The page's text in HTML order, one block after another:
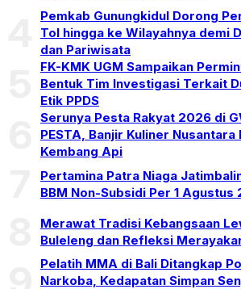
Pemkab Gunungkidul Dorong
Tol hingga ke Wilayahnya demi
dan Pariwisata
FK-KMK UGM Sampaikan
Bentuk Tim Investigasi Terkait
Etik PPDS
Serunya Pesta Rakyat 2026 di
PESTA, Banjir Kuliner
Kembang Api
Pertamina Patra Niaga
BBM Non-Subsidi Per 1 Agustus
Merawat Tradisi Kebangsaan
Buleleng dan Refleksi
Pelatih MMA di Bali Ditangkap
Narkoba, Kedapatan Simpan